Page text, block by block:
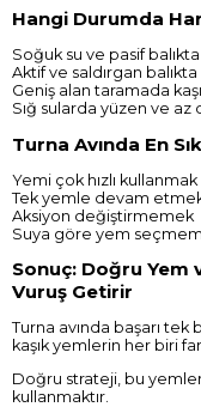
Hangi Durumda
Soğuk su ve pasif
Aktif ve saldırgan
Geniş alan taramada
Sığ sularda yüzen ve
Turna Avında En
Yemi çok hızlı kullanmak
Tek yemle devam
Aksiyon değiştirmemek
Suya göre yem
Sonuç: Doğru Yem
Vuruş Getirir
Turna avında başarı
kaşık yemlerin her biri
Doğru strateji, bu
kullanmaktır.